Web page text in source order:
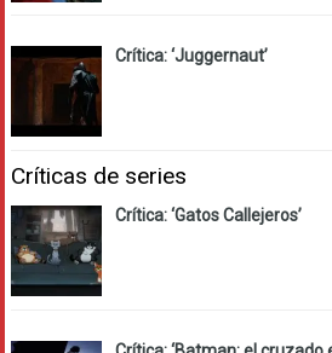
Crítica: ‘Juggernaut’
Críticas de series
Crítica: ‘Gatos Callejeros’